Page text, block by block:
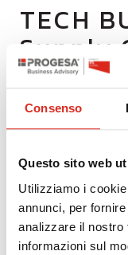
Consenso
Questo sito web
Utilizziamo i
annunci, per
analizzare il nostro
informazioni sul
SERVIZI
E-LEARNING
SUCCESS STORY
CONTATTI
CENTRALE
AAXCEL
T-CHECK
PARETO
QLIK SENSE
IL REPORT ESG
ECOVADIS
CARBON
UPSIGHT
MINDSIGHT
TECH
Supply